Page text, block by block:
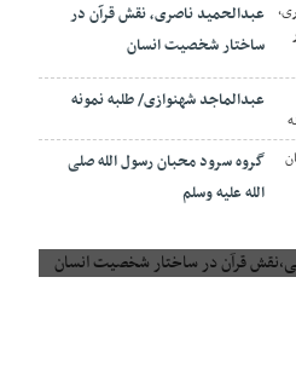
عبدالحمید ناصری، نقش قرآن در
ساختار شخصیت انسان
عبدالماجد شهنوازی/ طلبه نمونه
گروه سرود محبان رسول الله صلی
الله علیه وسلم
قرآن در ساختار شخصیت انسان